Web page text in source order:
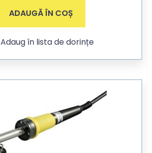
ADAUGĂ ÎN COȘ
Adaug în lista de dorințe